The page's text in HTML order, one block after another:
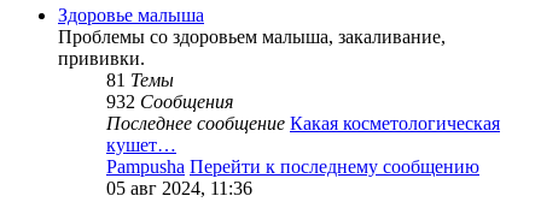
Здоровье малыша
Проблемы со здоровьем малыша, закаливание,
прививки.
81 Темы
932 Сообщения
Последнее сообщение Какая косметологическая
кушет…
Pampusha Перейти к последнему сообщению
05 авг 2024, 11:36